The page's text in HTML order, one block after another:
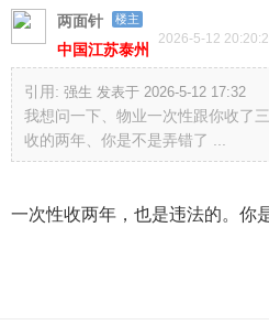
两面针 楼主
2026-5-12
中国江苏泰州
引用: 强生 发表于 2026-5-12 17:32
我想问一下、物业一次性跟你收了
收的两年、你是不是弄错了 ...
一次性收两年，也是违法的。你